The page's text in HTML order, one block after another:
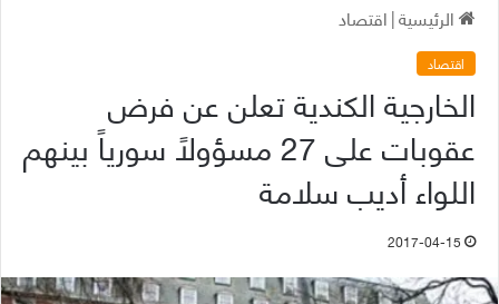
الرئيسية|اقتصاد
اقتصاد
الخارجية الكندية تعلن عن فرض
عقوبات على 27 مسؤولاً سورياً بينهم
اللواء أديب سلامة
2017-04-15